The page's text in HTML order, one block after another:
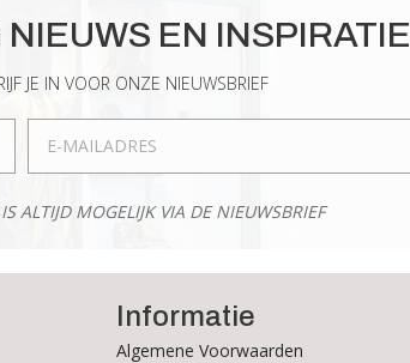
EN INSPIRATIE
JE IN VOOR ONZE NIEUWSBRIEF
ALTIJD MOGELIJK VIA DE NIEUWSBRIEF
Informatie
Algemene Voorwaarden